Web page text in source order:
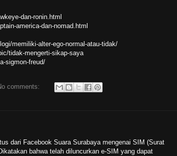
dan-ronin.html
america-dan-nomad.html
memiliki-alter-ego-normal-atau-tidak/
tidak-mengerti-sikap-saya
sigmon-freud/
comments:
dari Facebook Suara Surabaya mengenai SIM (Surat
bahwa telah diluncurkan e-SIM yang dapat